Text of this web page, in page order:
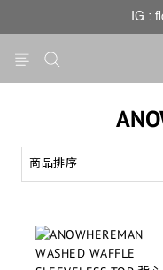
商品排序
IG :